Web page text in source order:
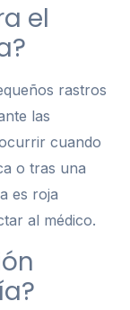
el
rastros
las
cuando
o tras una
es roja
al médico.